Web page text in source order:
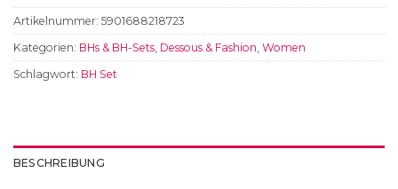
Artikelnummer: 5901688218723
Kategorien: BHs & BH-Sets Dessous & Fashion Women
Schlagwort: BH Set
BESCHREIBUNG